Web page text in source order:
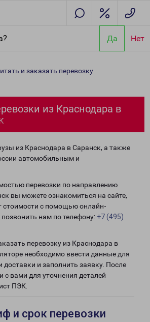
Да Нет
и заказать перевозку
из Краснодара в
из Краснодара в Саранск, а также
автомобильным и
перевозки по направлению
вы можете ознакомиться на сайте,
стоимости с помощью онлайн-
нам по телефону: +7 (495)
перевозку из Краснодара в
необходимо ввести данные для
доставки и заполнить заявку. После
с вами для уточнения деталей
ПЭК.
и срок перевозки